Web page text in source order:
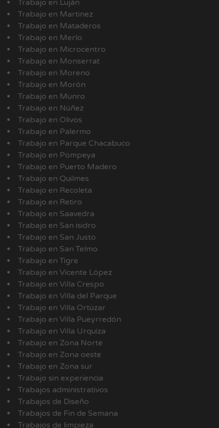
Trabajo en Luján
Trabajo en Martinez
Trabajo en Mataderos
Trabajo en Merlo
Trabajo en Microcentro
Trabajo en Monserrat
Trabajo en Moreno
Trabajo en Morón
Trabajo en Munro
Trabajo en Núñez
Trabajo en Olivos
Trabajo en Palermo
Trabajo en Parque Chacabuco
Trabajo en Pompeya
Trabajo en Puerto Madero
Trabajo en Quilmes
Trabajo en Recoleta
Trabajo en Retiro
Trabajo en Saavedra
Trabajo en San isidro
Trabajo en San Justo
Trabajo en San Telmo
Trabajo en Tigre
Trabajo en Vicente López
Trabajo en Villa Crespo
Trabajo en Villa del Parque
Trabajo en Villa Ortúzar
Trabajo en Villa Pueyrredón
Trabajo en Villa Urquiza
Trabajo en Zona Norte
Trabajo en Zona oeste
Trabajo en Zona sur
Trabajo sin experiencia
Trabajos administrativos
Trabajos de Diseño
Trabajos de Fin de Semana
Trabajos de limpieza